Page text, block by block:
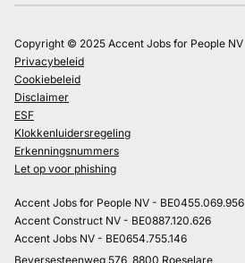
Copyright © 2025 Accent Jobs for People NV
Privacybeleid
Cookiebeleid
Disclaimer
ESF
Klokkenluidersregeling
Erkenningsnummers
Let op voor phishing
Accent Jobs for People NV - BE0455.069.956
Accent Construct NV - BE0887.120.626
Accent Jobs NV - BE0654.755.146
Beversesteenweg 576, 8800 Roeselare